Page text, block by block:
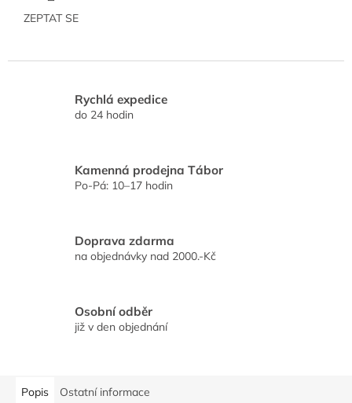
ZEPTAT SE
Rychlá expedice
do 24 hodin
Kamenná prodejna Tábor
Po-Pá: 10–17 hodin
Doprava zdarma
na objednávky nad 2000.-Kč
Osobní odběr
již v den objednání
Popis Ostatní informace